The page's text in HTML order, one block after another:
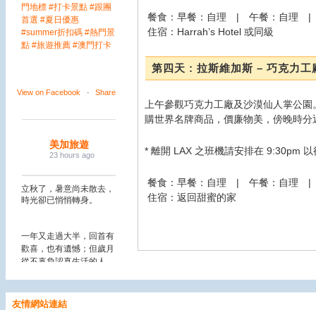
門地標 #打卡景點 #跟團
首選 #夏日優惠
#summer折扣碼 #熱門景
點 #旅遊推薦 #澳門打卡
View on Facebook · Share
美加旅遊
23 hours ago
立秋了，暑意尚未散去，
時光卻已悄悄轉身。
一年又走過大半，回首有
歡喜，也有遺憾；但歲月
從不辜負認真生活的人。
暖、眼裡有光，從容迎接
餐食：早餐：自理 | 午餐：自理 |
住宿：Harrah’s Hotel 或同級
第四天 : 拉斯維加斯 – 巧克力
上午參觀巧克力工廠及沙漠仙人掌公
購世界名牌商品，價廉物美，傍晚時
* 離開 LAX 之班機請安排在 9:30pm
餐食：早餐：自理 | 午餐：自理 |
住宿：返回甜蜜的家
友情網站連結